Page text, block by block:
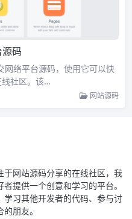
码
网络平台源码，使用它可以快
线社区。该…
网站源码
网站源码分享的在线社区，我
提供一个创意和学习的平台。
习其他开发者的代码、参与讨
朋友。